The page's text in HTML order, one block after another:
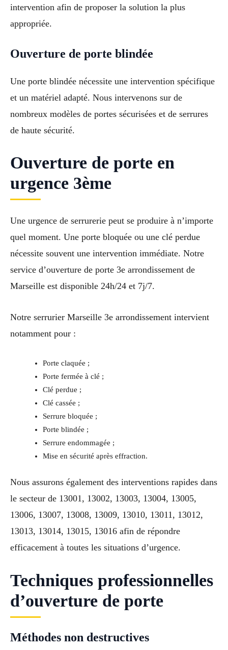
intervention afin de proposer la solution la plus
appropriée.
Ouverture de porte blindée
Une porte blindée nécessite une intervention spécifique
et un matériel adapté. Nous intervenons sur de
nombreux modèles de portes sécurisées et de serrures
de haute sécurité.
Ouverture de porte en
urgence 3ème
Une urgence de serrurerie peut se produire à n’importe
quel moment. Une porte bloquée ou une clé perdue
nécessite souvent une intervention immédiate. Notre
service d’ouverture de porte 3e arrondissement de
Marseille est disponible 24h/24 et 7j/7.
Notre serrurier Marseille 3e arrondissement intervient
notamment pour :
Porte claquée ;
Porte fermée à clé ;
Clé perdue ;
Clé cassée ;
Serrure bloquée ;
Porte blindée ;
Serrure endommagée ;
Mise en sécurité après effraction.
Nous assurons également des interventions rapides dans
le secteur de 13001, 13002, 13003, 13004, 13005,
13006, 13007, 13008, 13009, 13010, 13011, 13012,
13013, 13014, 13015, 13016 afin de répondre
efficacement à toutes les situations d’urgence.
Techniques professionnelles
d’ouverture de porte
Méthodes non destructives